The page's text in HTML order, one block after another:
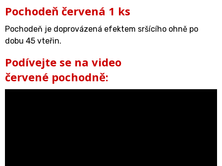
Pochodeň červená 1 ks
Pochodeň je doprovázená efektem sršícího ohně po
dobu 45 vteřin.
Podívejte se na video
červené pochodně: